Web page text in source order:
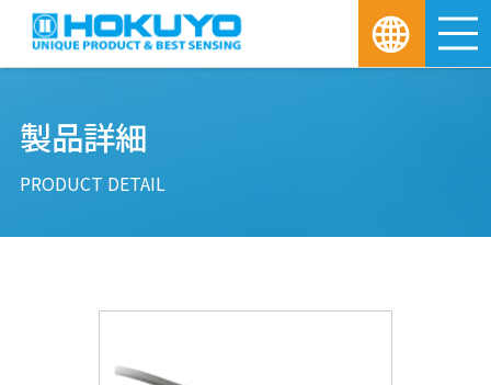
製品詳細
PRODUCT DETAIL